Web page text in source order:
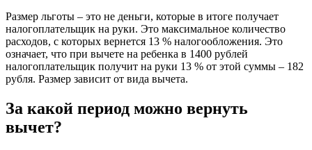
Размер льготы – это не деньги, которые в итоге получает
налогоплательщик на руки. Это максимальное количество
расходов, с которых вернется 13 % налогообложения. Это
означает, что при вычете на ребенка в 1400 рублей
налогоплательщик получит на руки 13 % от этой суммы – 182
рубля. Размер зависит от вида вычета.
За какой период можно вернуть
вычет?